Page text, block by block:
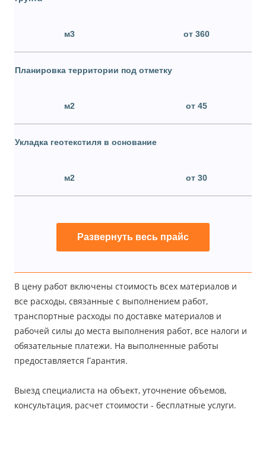
м3 от 360
Планировка территории под отметку
м2 от 45
Укладка геотекстиля в основание
м2 от 30
Развернуть весь прайс
В цену работ включены стоимость всех материалов и
все расходы, связанные с выполнением работ,
транспортные расходы по доставке материалов и
рабочей силы до места выполнения работ, все налоги и
обязательные платежи. На выполненные работы
предоставляется Гарантия.
Выезд специалиста на объект, уточнение объемов,
консультация, расчет стоимости - бесплатные услуги.